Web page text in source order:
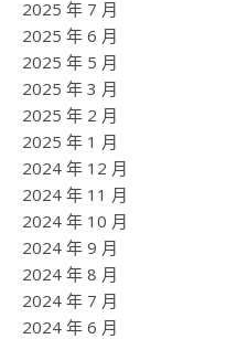
2025 年 7 月
2025 年 6 月
2025 年 5 月
2025 年 3 月
2025 年 2 月
2025 年 1 月
2024 年 12 月
2024 年 11 月
2024 年 10 月
2024 年 9 月
2024 年 8 月
2024 年 7 月
2024 年 6 月